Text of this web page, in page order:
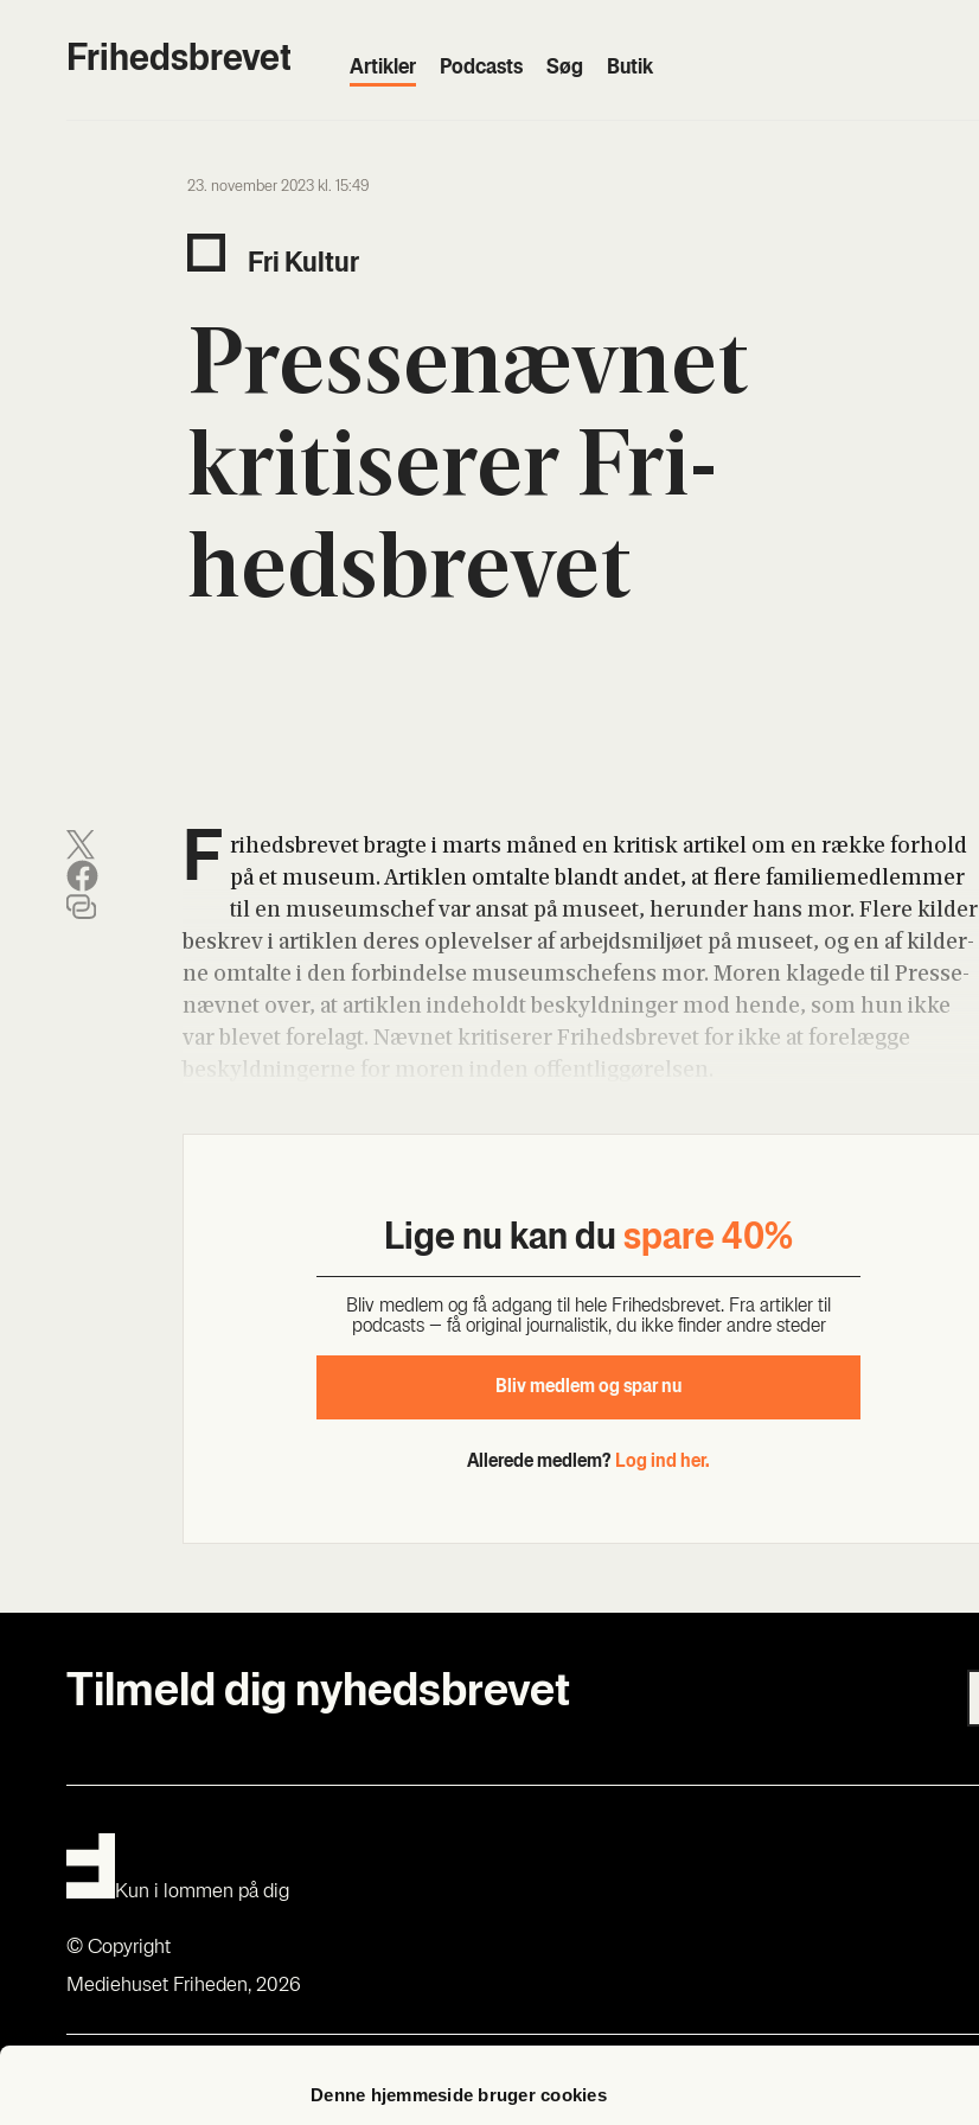
Denne hjemmeside bruger cookies
Frihedsbrevet Artik­ler Podcasts Søg Butik
23. november 2023 kl. 15:49
Fri Kul­tur
Pres­se­næv­net
kri­ti­se­rer Fri­
heds­bre­vet
F ri­heds­bre­vet brag­te i marts måned en kri­tisk arti­kel om en ræk­ke for­hold
på et muse­um. Artik­len omtal­te blandt andet, at fle­re fami­lie­med­lem­mer
til en muse­ums­chef var ansat på muse­et, her­un­der hans mor. Fle­re kil­der
beskrev i artik­len deres ople­vel­ser af arbejds­mil­jø­et på muse­et, og en af kil­der­
ne omtal­te i den for­bin­del­se muse­ums­che­fens mor. Moren kla­ge­de til Pres­se­
næv­net over, at artik­len inde­holdt beskyld­nin­ger mod hen­de, som hun ikke
var ble­vet fore­lagt. Næv­net kri­ti­se­rer Fri­heds­bre­vet for ikke at fore­læg­ge
beskyld­nin­ger­ne for moren inden offent­lig­gø­rel­sen.
Lige nu kan du spa­re 40%
Bliv med­lem og få adgang til hele Fri­heds­bre­vet. Fra artik­ler til
podcasts – få ori­gi­nal jour­na­li­stik, du ikke fin­der andre ste­der
Bliv med­lem og spar nu
Allerede medlem? Log ind her.
Tilmeld dig nyhedsbrevet
Kun i lommen på dig
Mediehuset Friheden, 2026
© Copyright